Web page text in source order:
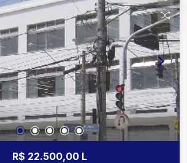
R$ 22.500,00 L